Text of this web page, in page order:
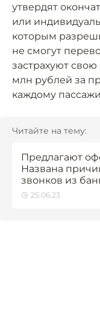
утвердят
или
которым
не смогут
застрахуют
млн рублей за
каждому
Читайте на тему:
Предлагают
Названа
звонков из
25.06.23